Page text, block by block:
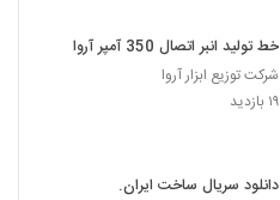
خط تولید انبر اتصال 350 آمپر آروا
شرکت توزیع ابزار آروا
۱۹ بازدید
دانلود سریال ساخت ایران.